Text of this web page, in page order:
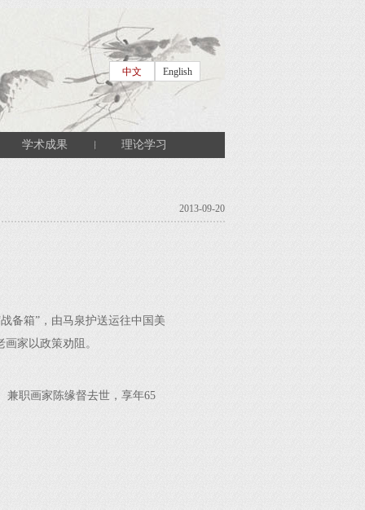
English
中文
学术成果 理论学习
2013-09-20
箱”，由马泉护送运往中国美
家以政策劝阻。
兼职画家陈缘督去世，享年65